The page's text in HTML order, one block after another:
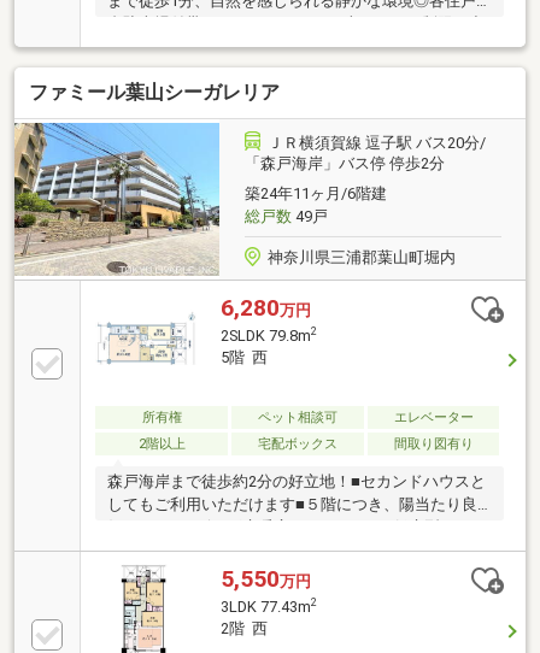
る可能性あり◎横須賀道路逗子インターチェンジまで
アクセスが良く都心部からのアクセス良好◎LDK33.5
帖とゆとりある空間
ファミール葉山シーガレリア
ＪＲ横須賀線 逗子駅 バス20分/
「森戸海岸」バス停 停歩2分
築24年11ヶ月/6階建
総戸数49戸
神奈川県三浦郡葉山町堀内
6,280万円
2SLDK 79.8m2
5階 西
所有権 ペット相談可
エレベーター
2階以上
宅配ボックス 間取り図有り
森戸海岸まで徒歩約2分の好立地！■セカンドハウスと
してもご利用いただけます■５階につき、陽当たり良
トバスを使用しております。■各居室に収納がござい
ます。令和３年リフォーム内容・洗面交換・浴室・ト
イレ交換・一部洋室フローリング張替え・マルチルー
ムだったところをリビングに拡張・壁を漆喰に塗装
（LDK、洗面室、トイレ、洋室×２）
5,550万円
3LDK 77.43m2
2階 西